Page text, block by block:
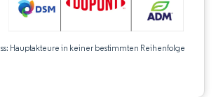
Hauptakteure in keiner bestimmten Reihenfolge